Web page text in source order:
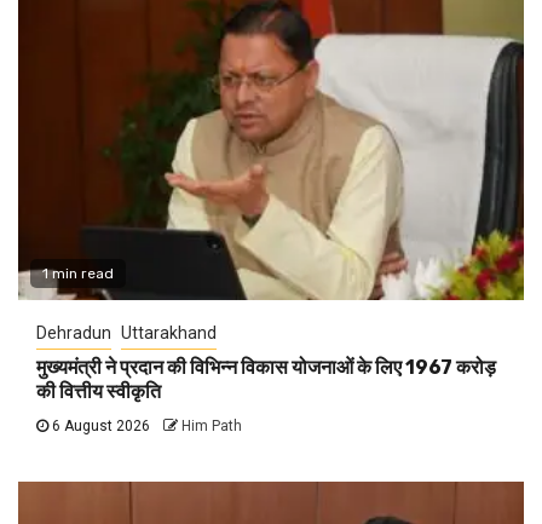
1 min read
Dehradun Uttarakhand
मुख्यमंत्री ने प्रदान की विभिन्न विकास योजनाओं के लिए 1967 करोड़
की वित्तीय स्वीकृति
6 August 2026 Him Path